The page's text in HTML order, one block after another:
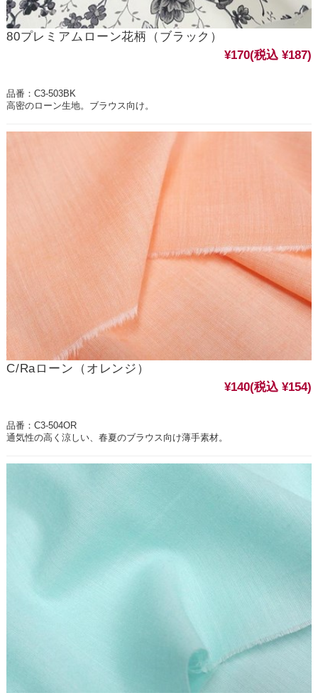
80プレミアムローン花柄（ブラック）
¥170(税込 ¥187)
品番：C3-503BK
高密のローン生地。ブラウス向け。
C/Raローン（オレンジ）
¥140(税込 ¥154)
品番：C3-504OR
通気性の高く涼しい、春夏のブラウス向け薄手素材。